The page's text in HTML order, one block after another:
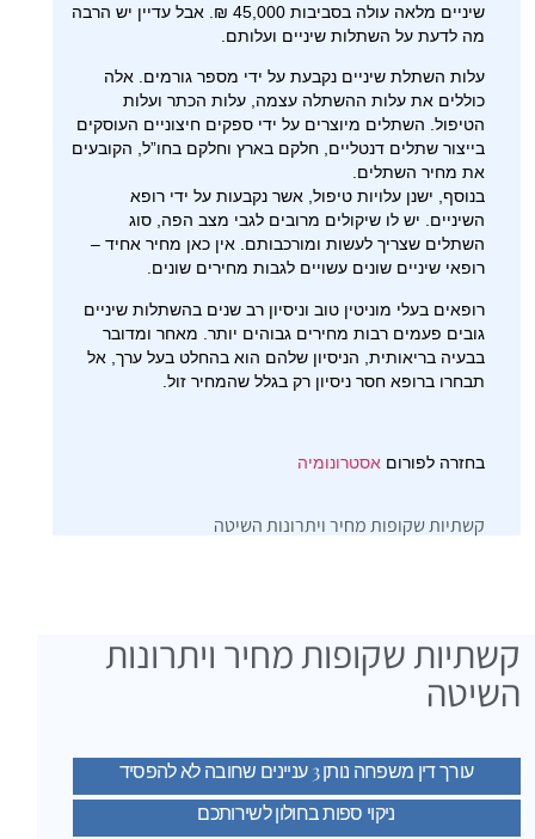
שיניים מלאה עולה בסביבות 45,000 ₪. אבל עדיין יש הרבה
מה לדעת על השתלות שיניים ועלותם.
עלות השתלת שיניים נקבעת על ידי מספר גורמים. אלה
כוללים את עלות ההשתלה עצמה, עלות הכתר ועלות
הטיפול. השתלים מיוצרים על ידי ספקים חיצוניים העוסקים
בייצור שתלים דנטליים, חלקם בארץ וחלקם בחו”ל, הקובעים
את מחיר השתלים.
בנוסף, ישנן עלויות טיפול, אשר נקבעות על ידי רופא
השיניים. יש לו שיקולים מרובים לגבי מצב הפה, סוג
השתלים שצריך לעשות ומורכבותם. אין כאן מחיר אחיד –
רופאי שיניים שונים עשויים לגבות מחירים שונים.
רופאים בעלי מוניטין טוב וניסיון רב שנים בהשתלות שיניים
גובים פעמים רבות מחירים גבוהים יותר. מאחר ומדובר
בבעיה בריאותית, הניסיון שלהם הוא בהחלט בעל ערך, אל
תבחרו ברופא חסר ניסיון רק בגלל שהמחיר זול.
בחזרה לפורום אסטרונומיה
קשתיות שקופות מחיר ויתרונות השיטה
קשתיות שקופות מחיר ויתרונות
השיטה
עורך דין משפחה נותן 3 עניינים שחובה לא להפסיד
ניקוי ספות בחולון לשירותכם